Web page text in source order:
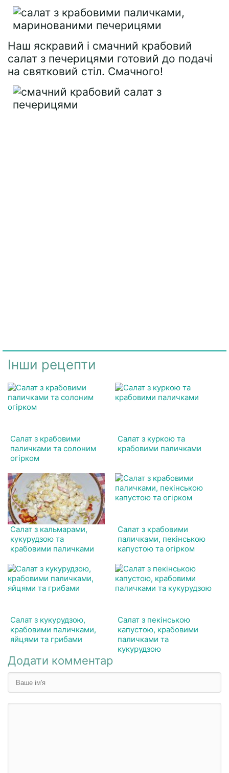
Наш яскравий і смачний крабовий
салат з печерицями готовий до подачі
на святковий стіл. Смачного!
Інши рецепти
Салат з крабовими
паличками та солоним
огірком
Салат з куркою та
крабовими паличками
Салат з кальмарами,
кукурудзою та
крабовими паличками
Салат з крабовими
паличками, пекінською
капустою та огірком
Салат з кукурудзою,
крабовими паличками,
яйцями та грибами
Салат з пекінською
капустою, крабовими
паличками та
кукурудзою
Додати комментар